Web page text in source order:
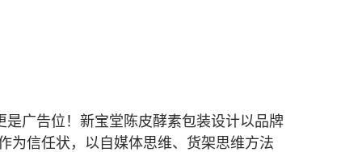
广告位！新宝堂陈皮酵素包装设计以品牌
为信任状，以自媒体思维、货架思维方法